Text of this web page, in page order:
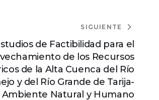
SIGUIENTE
de Factibilidad para el
de los Recursos
de la Alta Cuenca del Río
y del Río Grande de Tarija-
Ambiente Natural y Humano